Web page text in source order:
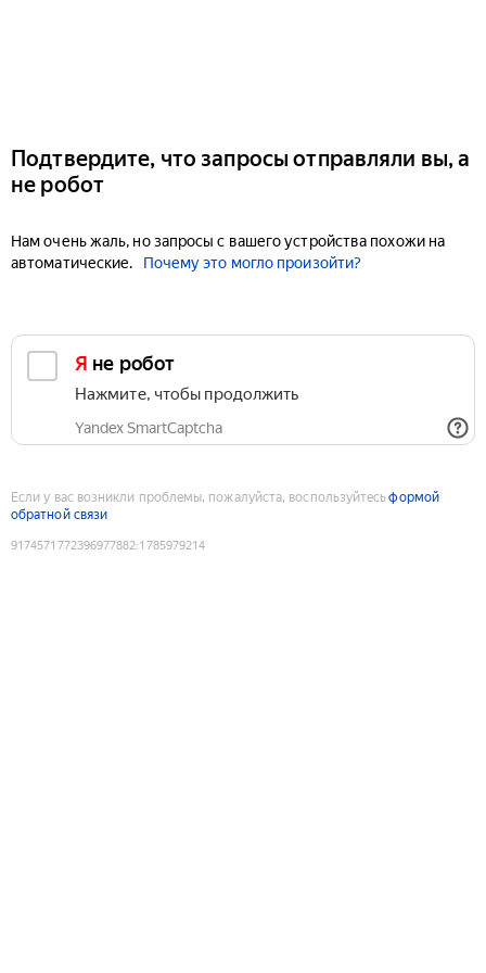
Подтвердите, что запросы отправляли вы, а
не робот
Нам очень жаль, но запросы с вашего устройства похожи на
автоматические.
Почему это могло произойти?
Я не робот
Нажмите, чтобы продолжить
Yandex SmartCaptcha
Если у вас возникли проблемы, пожалуйста, воспользуйтесьформой
обратной связи
9174571772396977882:1785979214